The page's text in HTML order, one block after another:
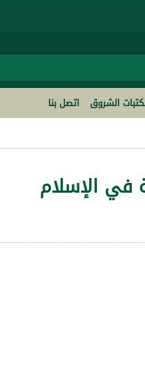
الشروق اتصل بنا
في الإسلام